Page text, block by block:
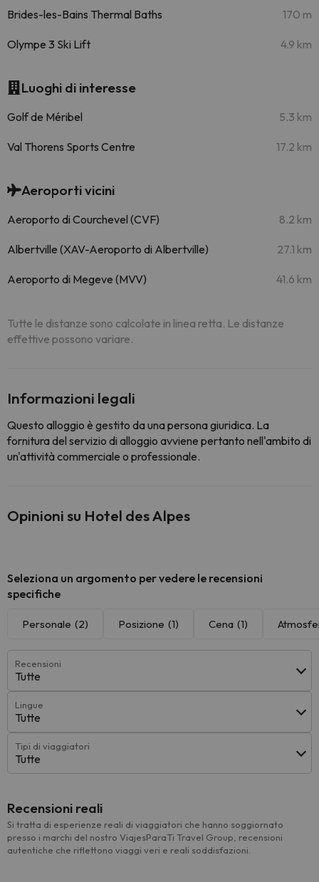
Brides-les-Bains Thermal Baths 170 m
Olympe 3 Ski Lift 4.9 km
Luoghi di interesse
Golf de Méribel 5.3 km
Val Thorens Sports Centre 17.2 km
Aeroporti vicini
Aeroporto di Courchevel (CVF) 8.2 km
Albertville (XAV-Aeroporto di Albertville) 27.1 km
Aeroporto di Megeve (MVV) 41.6 km
Tutte le distanze sono calcolate in linea retta. Le distanze
effettive possono variare.
Informazioni legali
Questo alloggio è gestito da una persona giuridica. La
fornitura del servizio di alloggio avviene pertanto nell'ambito di
un'attività commerciale o professionale.
Opinioni su Hotel des Alpes
Seleziona un argomento per vedere le recensioni
specifiche
Personale (2) Posizione (1) Cena (1)
Recensioni
Tutte
Lingue
Tutte
Tipi di viaggiatori
Tutte
Recensioni reali
Si tratta di esperienze reali di viaggiatori che hanno soggiornato
presso i marchi del nostro ViajesParaTi Travel Group, recensioni
autentiche che riflettono viaggi veri e reali soddisfazioni.